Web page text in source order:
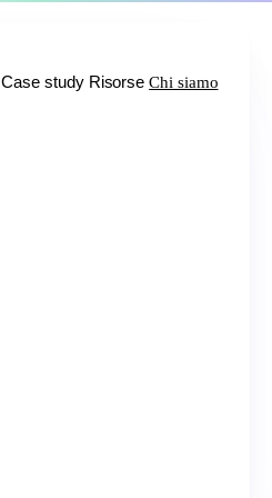
Case study Risorse Chi siamo